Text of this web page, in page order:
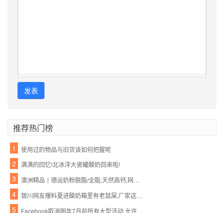
发表
推荐热门榜
1 使用过的物品与旧货该如何把握呢
2 满满的回忆!北冰洋大瓷罐酸奶回来啦!
3
4
5